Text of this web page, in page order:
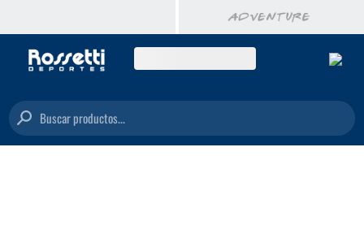
Buscar productos...